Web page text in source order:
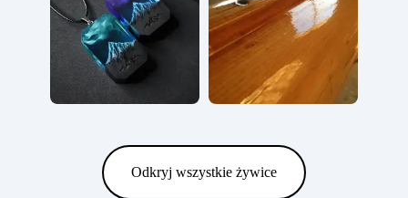
Odkryj wszystkie żywice